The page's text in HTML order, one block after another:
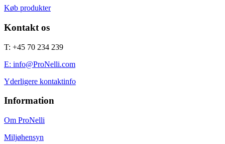
Køb produkter
Kontakt os
T: +45 70 234 239
E: info@ProNelli.com
Yderligere kontaktinfo
Information
Om ProNelli
Miljøhensyn